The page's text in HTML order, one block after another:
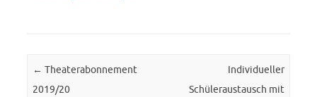
Post navigation
← Theaterabonnement
2019/20
Individueller
Schüleraustausch mit